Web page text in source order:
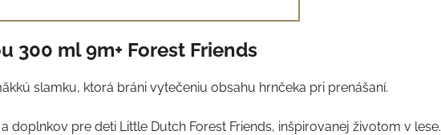
300 ml 9m+ Forest Friends
slamku, ktorá bráni vytečeniu obsahu hrnčeka pri prenášaní.
doplnkov pre deti Little Dutch Forest Friends, inšpirovanej životom v lese.